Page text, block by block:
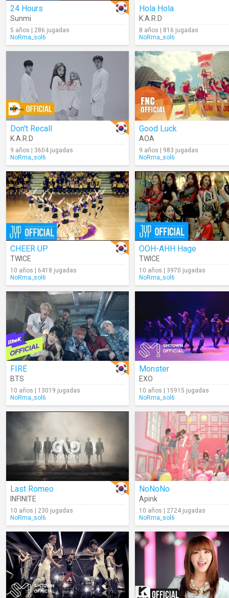
24 Hours
Sunmi
5 años | 286 jugadas
NoRma_sol6
Hola Hola
K.A.R.D
8 años | 816 jugadas
NoRma_sol6
Don't Recall
K.A.R.D
9 años | 3604 jugadas
NoRma_sol6
Good Luck
AOA
9 años | 983 jugadas
NoRma_sol6
CHEER UP
TWICE
10 años | 6418 jugadas
NoRma_sol6
OOH-AHH Hage
TWICE
10 años | 3970 jugadas
NoRma_sol6
FIRE
BTS
10 años | 13019 jugadas
NoRma_sol6
Monster
EXO
10 años | 15915 jugadas
NoRma_sol6
Last Romeo
INFINITE
10 años | 230 jugadas
NoRma_sol6
NoNoNo
Apink
10 años | 2724 jugadas
NoRma_sol6